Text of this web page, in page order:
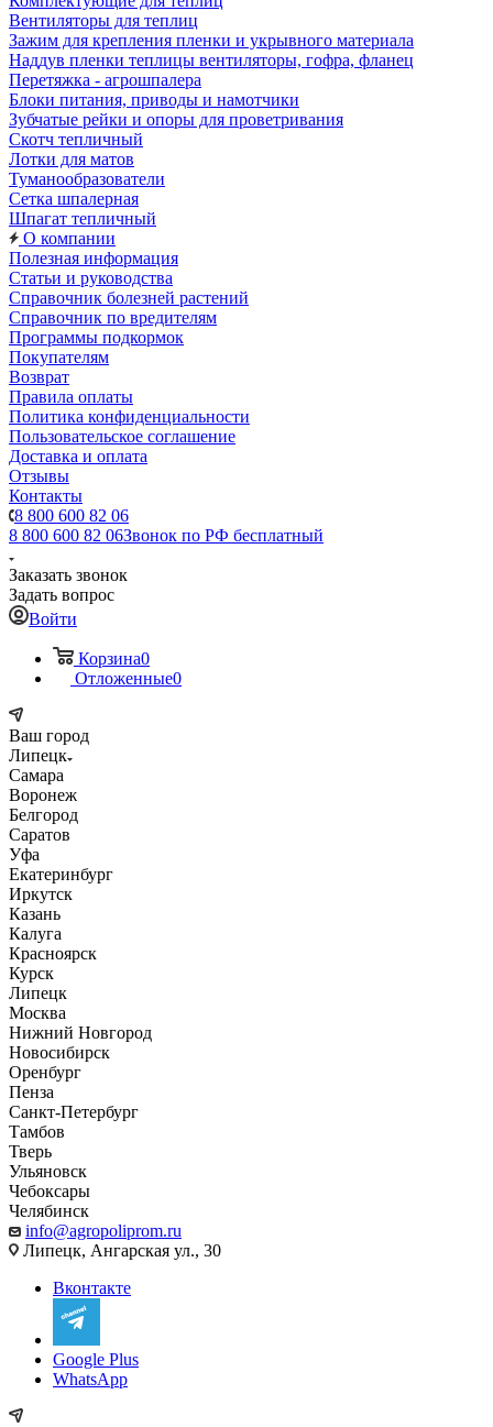
Вентиляторы для теплиц
Зажим для крепления пленки и укрывного материала
Наддув пленки теплицы вентиляторы, гофра, фланец
Перетяжка - агрошпалера
Блоки питания, приводы и намотчики
Зубчатые рейки и опоры для проветривания
Скотч тепличный
Лотки для матов
Туманообразователи
Сетка шпалерная
Шпагат тепличный
О компании
Полезная информация
Статьи и руководства
Справочник болезней растений
Справочник по вредителям
Программы подкормок
Покупателям
Возврат
Правила оплаты
Политика конфиденциальности
Пользовательское соглашение
Доставка и оплата
Отзывы
Контакты
8 800 600 82 06
8 800 600 82 06Звонок по РФ бесплатный
Заказать звонок
Задать вопрос
Войти
Корзина0
Отложенные0
Ваш город
Липецк
Самара
Воронеж
Белгород
Саратов
Уфа
Екатеринбург
Иркутск
Казань
Калуга
Красноярск
Курск
Липецк
Москва
Нижний Новгород
Новосибирск
Оренбург
Пенза
Санкт-Петербург
Тамбов
Тверь
Ульяновск
Чебоксары
Челябинск
info@agropoliprom.ru
Липецк, Ангарская ул., 30
Вконтакте
Google Plus
WhatsApp